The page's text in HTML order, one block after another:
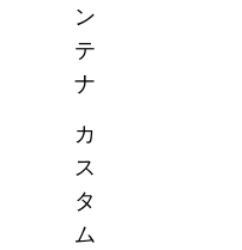
ン
テ
ナ
カ
ス
タ
ム